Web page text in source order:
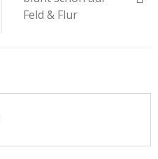
Feld & Flur